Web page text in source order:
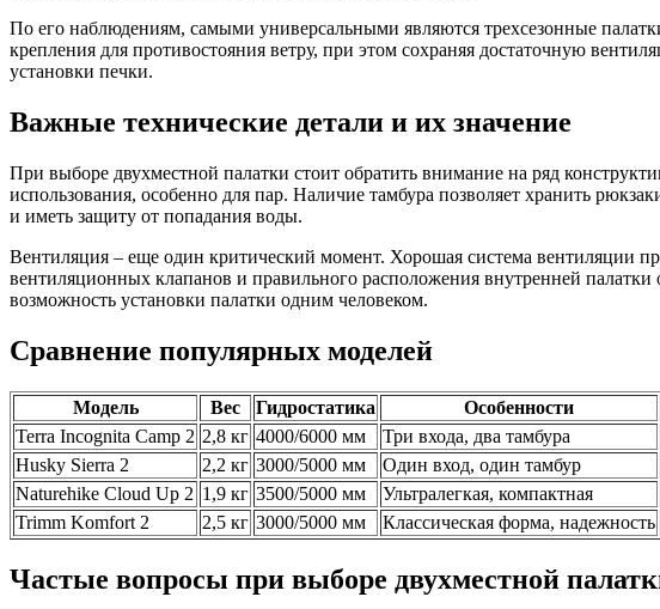
По его наблюдениям, самыми универсальными являются трехсезонные
крепления для противостояния ветру, при этом сохраняя достаточную
установки печки.
Важные технические детали и их значение
При выборе двухместной палатки стоит обратить внимание на ряд
использования, особенно для пар. Наличие тамбура позволяет хранить
и иметь защиту от попадания воды.
Вентиляция – еще один критический момент. Хорошая система вентиляции
вентиляционных клапанов и правильного расположения внутренней
возможность установки палатки одним человеком.
Сравнение популярных моделей
Модель Вес Гидростатика Особенности
Terra Incognita Camp 2 2,8 кг 4000/6000 мм Три входа, два тамбура
Husky Sierra 2
2,2 кг 3000/5000 мм Один вход, один тамбур
Naturehike Cloud Up 2 1,9 кг 3500/5000 мм Ультралегкая, компактная
Trimm Komfort 2
2,5 кг 3000/5000 мм Классическая форма, надежность
Частые вопросы при выборе двухместной